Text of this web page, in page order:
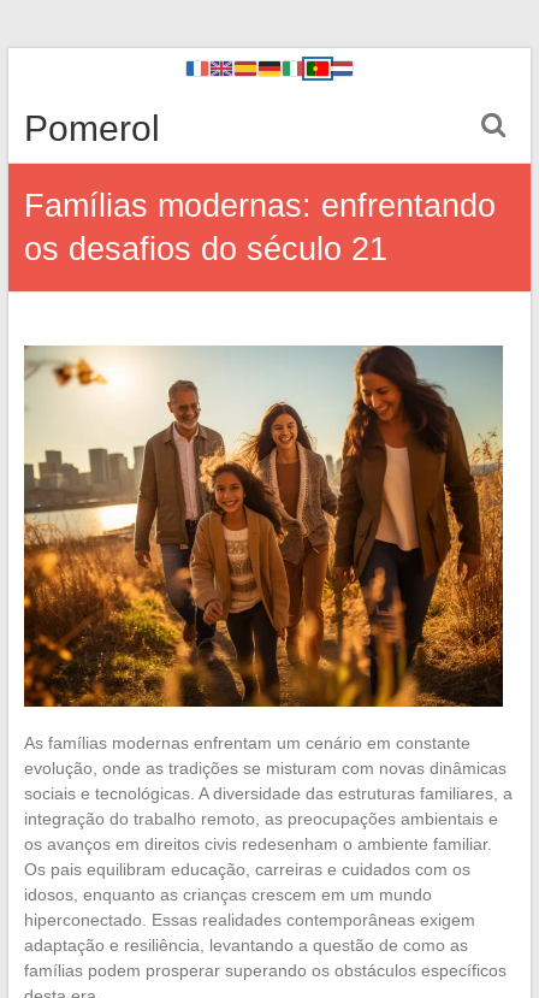
Pomerol
Famílias modernas: enfrentando
os desafios do século 21
As famílias modernas enfrentam um cenário em constante
evolução, onde as tradições se misturam com novas dinâmicas
sociais e tecnológicas. A diversidade das estruturas familiares, a
integração do trabalho remoto, as preocupações ambientais e
os avanços em direitos civis redesenham o ambiente familiar.
Os pais equilibram educação, carreiras e cuidados com os
idosos, enquanto as crianças crescem em um mundo
hiperconectado. Essas realidades contemporâneas exigem
adaptação e resiliência, levantando a questão de como as
famílias podem prosperar superando os obstáculos específicos